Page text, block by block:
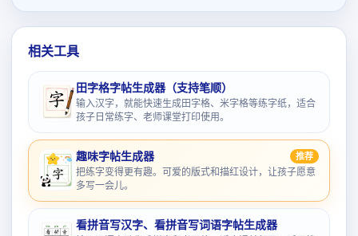
相关工具
田字格字帖生成器（支持笔顺）
输入汉字，就能快速生成田字格、米字格等练字纸，适合
孩子日常练字、老师课堂打印使用。
趣味字帖生成器 推荐
把练字变得更有趣。可爱的版式和描红设计，让孩子愿意
多写一会儿。
看拼音写汉字、看拼音写词语字帖生成器